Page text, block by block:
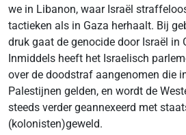
we in Libanon, waar Israël
tactieken als in Gaza herhaalt. Bij
druk gaat de genocide door Israël in
Inmiddels heeft het Israelisch
over de doodstraf aangenomen die
Palestijnen gelden, en wordt de
steeds verder geannexeerd met
(kolonisten)geweld.